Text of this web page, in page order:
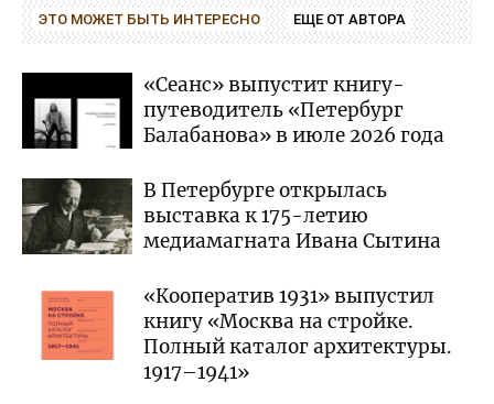
ЭТО МОЖЕТ БЫТЬ ИНТЕРЕСНО ЕЩЕ ОТ АВТОРА
«Сеанс» выпустит книгу-
путеводитель «Петербург
Балабанова» в июле 2026 года
В Петербурге открылась
выставка к 175-летию
медиамагната Ивана Сытина
«Кооператив 1931» выпустил
книгу «Москва на стройке.
Полный каталог архитектуры.
1917–1941»